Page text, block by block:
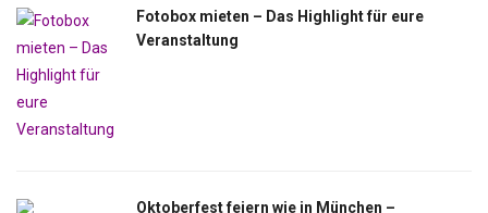
Fotobox mieten – Das Highlight für eure
Veranstaltung
Oktoberfest feiern wie in München –